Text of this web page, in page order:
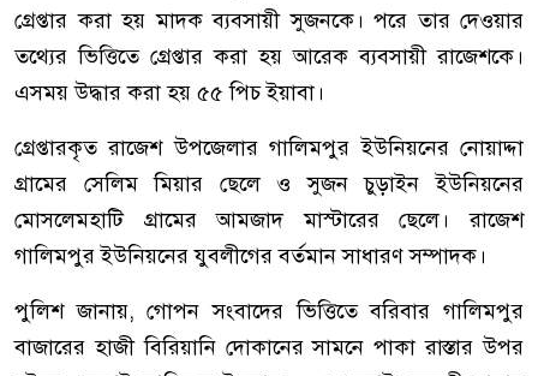
গ্রেপ্তার করা হয় মাদক ব্যবসায়ী সুজনকে। পরে তার দেওয়ার
তথ্যের ভিত্তিতে গ্রেপ্তার করা হয় আরেক ব্যবসায়ী রাজেশকে।
এসময় উদ্ধার করা হয় ৫৫ পিচ ইয়াবা।
গ্রেপ্তারকৃত রাজেশ উপজেলার গালিমপুর ইউনিয়নের নোয়াদ্দা
গ্রামের সেলিম মিয়ার ছেলে ও সুজন চুড়াইন ইউনিয়নের
মোসলেমহাটি গ্রামের আমজাদ মাস্টারের ছেলে। রাজেশ
গালিমপুর ইউনিয়নের যুবলীগের বর্তমান সাধারণ সম্পাদক।
পুলিশ জানায়, গোপন সংবাদের ভিত্তিতে বরিবার গালিমপুর
বাজারের হাজী বিরিয়ানি দোকানের সামনে পাকা রাস্তার উপর